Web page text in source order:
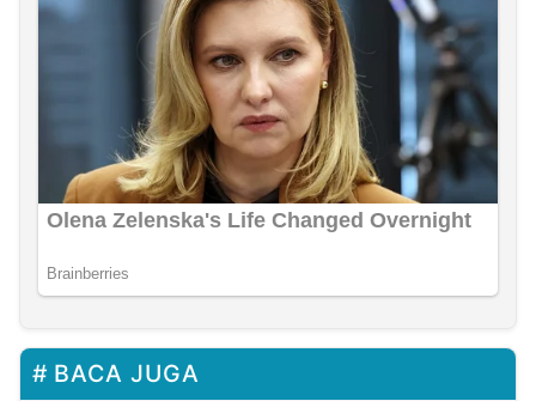
BACA JUGA